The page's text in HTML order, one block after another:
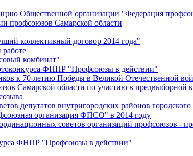
Общественной организации "Федерация
профсоюзов Самарской области
коллективный договор 2014 года"
комбинат"
ФНПР "Профсоюзы в действии"
к 70-летию Победы в Великой Отечественной
Самарской области по участию в предвыборной
депутатов внутригородских районов городского
организация ФПСО" в 2014 году
советов организаций профсоюзов -
ФНПР "Профсоюзы в действии"